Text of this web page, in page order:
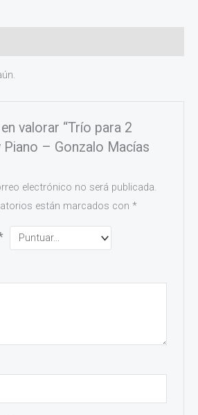
valorar “Trío para 2
– Gonzalo Macías
electrónico no será publicada.
están marcados con*